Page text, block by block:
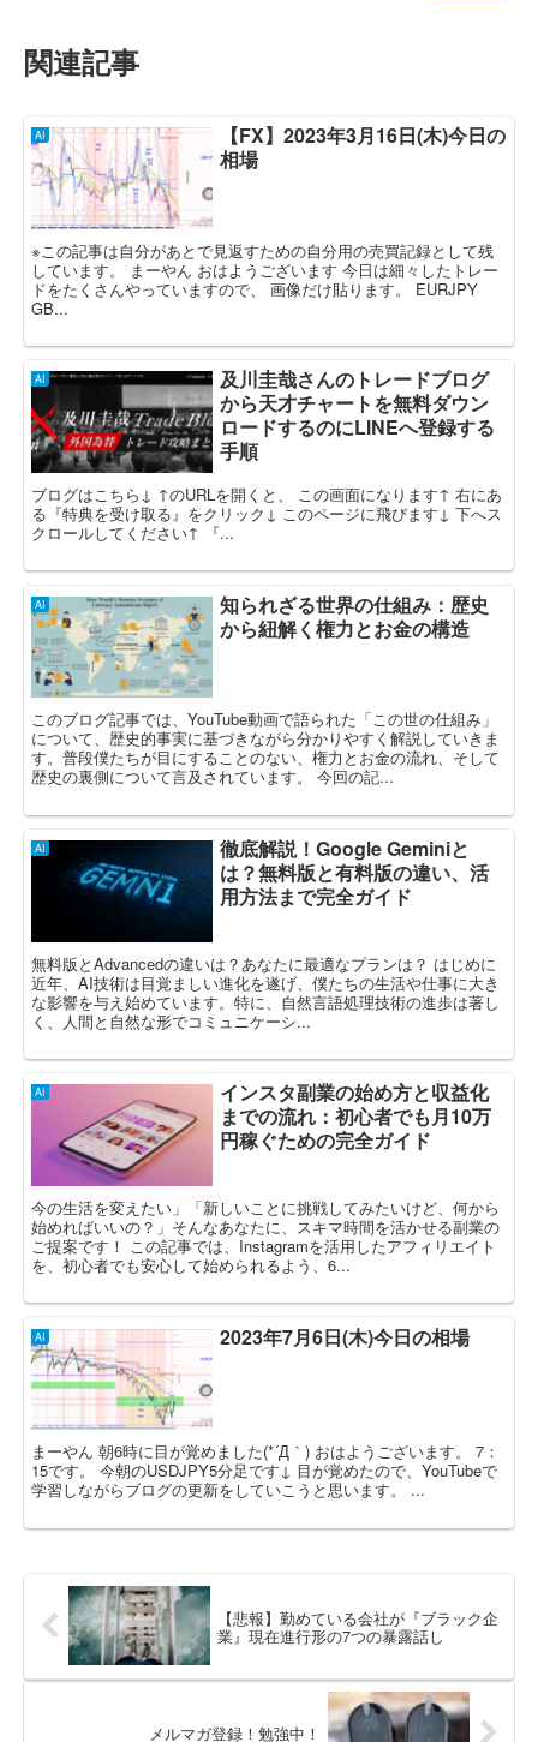
関連記事
AI
【FX】2023年3月16日(木)今日の
相場
※この記事は自分があとで見返すための自分用の売買記録として残
しています。 まーやん おはようございます 今日は細々したトレー
ドをたくさんやっていますので、 画像だけ貼ります。 EURJPY
GB...
AI
及川圭哉さんのトレードブログ
から天才チャートを無料ダウン
ロードするのにLINEへ登録する
手順
ブログはこちら↓ ↑のURLを開くと、 この画面になります↑ 右にあ
る『特典を受け取る』をクリック↓ このページに飛びます↓ 下へス
クロールしてください↑ 『...
AI
知られざる世界の仕組み：歴史
から紐解く権力とお金の構造
このブログ記事では、YouTube動画で語られた「この世の仕組み」
について、歴史的事実に基づきながら分かりやすく解説していきま
す。普段僕たちが目にすることのない、権力とお金の流れ、そして
歴史の裏側について言及されています。 今回の記...
AI
徹底解説！Google Geminiと
は？無料版と有料版の違い、活
用方法まで完全ガイド
無料版とAdvancedの違いは？あなたに最適なプランは？ はじめに
近年、AI技術は目覚ましい進化を遂げ、僕たちの生活や仕事に大き
な影響を与え始めています。特に、自然言語処理技術の進歩は著し
く、人間と自然な形でコミュニケーシ...
AI
インスタ副業の始め方と収益化
までの流れ：初心者でも月10万
円稼ぐための完全ガイド
今の生活を変えたい」「新しいことに挑戦してみたいけど、何から
始めればいいの？」そんなあなたに、スキマ時間を活かせる副業の
ご提案です！ この記事では、Instagramを活用したアフィリエイト
を、初心者でも安心して始められるよう、6...
AI 2023年7月6日(木)今日の相場
まーやん 朝6時に目が覚めました(*´Д｀) おはようございます。 7：
15です。 今朝のUSDJPY5分足です↓ 目が覚めたので、YouTubeで
学習しながらブログの更新をしていこうと思います。 ...
【悲報】勤めている会社が『ブラック企
業』現在進行形の7つの暴露話し
メルマガ登録！勉強中！